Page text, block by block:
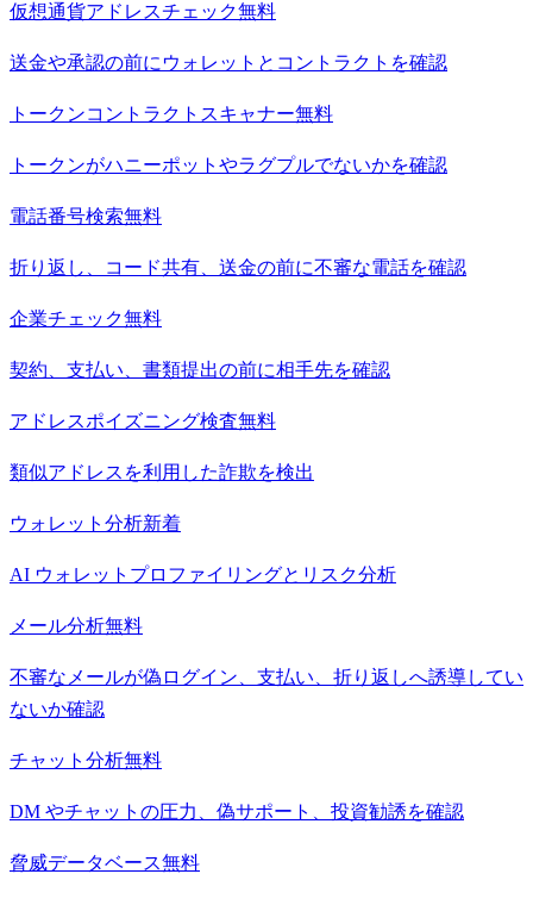
仮想通貨アドレスチェック無料
送金や承認の前にウォレットとコントラクトを確認
トークンコントラクトスキャナー無料
トークンがハニーポットやラグプルでないかを確認
電話番号検索無料
折り返し、コード共有、送金の前に不審な電話を確認
企業チェック無料
契約、支払い、書類提出の前に相手先を確認
アドレスポイズニング検査無料
類似アドレスを利用した詐欺を検出
ウォレット分析新着
AI ウォレットプロファイリングとリスク分析
メール分析無料
不審なメールが偽ログイン、支払い、折り返しへ誘導してい
ないか確認
チャット分析無料
DM やチャットの圧力、偽サポート、投資勧誘を確認
脅威データベース無料